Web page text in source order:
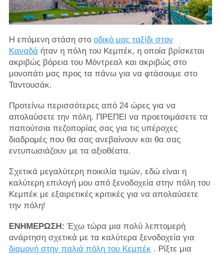
Η επόμενη στάση στο οδικό μας ταξίδι στον
Καναδάήταν η πόλη του Κεμπέκ, η οποία βρίσκεται
ακριβώς βόρεια του Μόντρεαλ και ακριβώς στο
μονοπάτι μας προς τα πάνω για να φτάσουμε στο
Ταντουσάκ.
Προτείνω περισσότερες από 24 ώρες για να
απολαύσετε την πόλη. ΠΡΕΠΕΙ να προετοιμάσετε τα
παπούτσια πεζοπορίας σας για τις υπέροχες
διαδρομές που θα σας ανεβαίνουν και θα σας
εντυπωσιάζουν με τα αξιοθέατα.
Σχετικά μεγαλύτερη ποικιλία τιμών, εδώ είναι η
καλύτερη επιλογή μου από ξενοδοχεία στην πόλη του
Κεμπέκ με εξαιρετικές κριτικές για να απολαύσετε
την πόλη!
ΕΝΗΜΕΡΩΣΗ: Έχω τώρα μια πολύ λεπτομερή
ανάρτηση σχετικά με τα καλύτερα ξενοδοχεία για
διαμονή στην παλιά πόλη του Κεμπέκ. Ρίξτε μια